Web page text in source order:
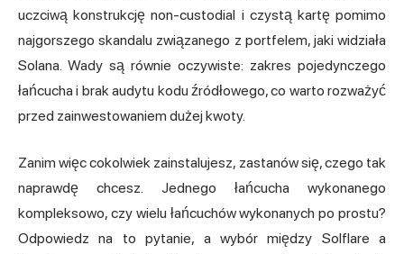
uczciwą konstrukcję non-custodial i czystą kartę pomimo
najgorszego skandalu związanego z portfelem, jaki widziała
Solana. Wady są równie oczywiste: zakres pojedynczego
łańcucha i brak audytu kodu źródłowego, co warto rozważyć
przed zainwestowaniem dużej kwoty.
Zanim więc cokolwiek zainstalujesz, zastanów się, czego tak
naprawdę chcesz. Jednego łańcucha wykonanego
kompleksowo, czy wielu łańcuchów wykonanych po prostu?
Odpowiedz na to pytanie, a wybór między Solflare a